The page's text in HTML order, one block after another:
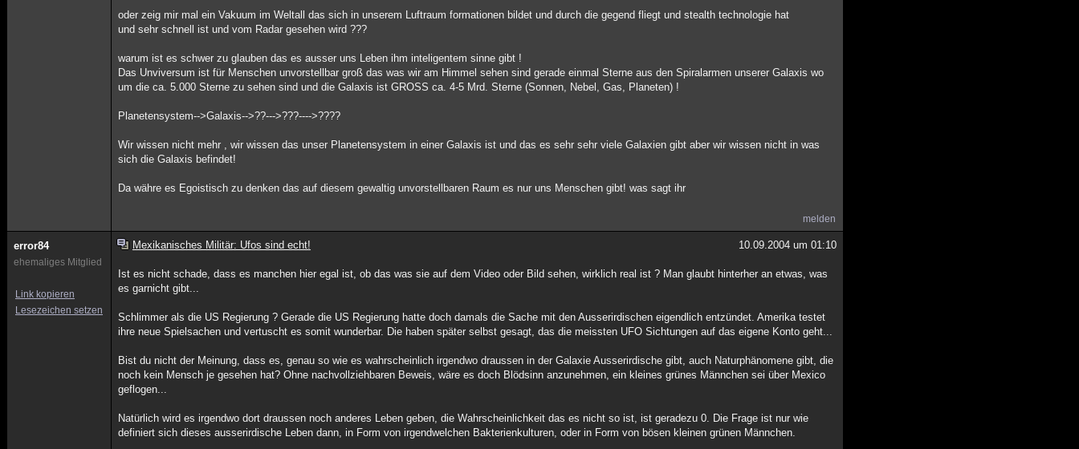
oder zeig mir mal ein Vakuum im Weltall das sich in unserem Luftraum formationen bildet und durch die gegend fliegt und stealth technologie hat
und sehr schnell ist und vom Radar gesehen wird ???
warum ist es schwer zu glauben das es ausser uns Leben ihm inteligentem sinne gibt !
Das Unviversum ist für Menschen unvorstellbar groß das was wir am Himmel sehen sind gerade einmal Sterne aus den Spiralarmen unserer Galaxis wo
um die ca. 5.000 Sterne zu sehen sind und die Galaxis ist GROSS ca. 4-5 Mrd. Sterne (Sonnen, Nebel, Gas, Planeten) !
Planetensystem-->Galaxis-->??--->???---->????
Wir wissen nicht mehr , wir wissen das unser Planetensystem in einer Galaxis ist und das es sehr sehr viele Galaxien gibt aber wir wissen nicht in was
sich die Galaxis befindet!
Da währe es Egoistisch zu denken das auf diesem gewaltig unvorstellbaren Raum es nur uns Menschen gibt! was sagt ihr
melden
error84
ehemaliges Mitglied
Link kopieren
Lesezeichen setzen
Mexikanisches Militär: Ufos sind echt! 10.09.2004 um 01:10
Ist es nicht schade, dass es manchen hier egal ist, ob das was sie auf dem Video oder Bild sehen, wirklich real ist ? Man glaubt hinterher an etwas, was
es garnicht gibt...
Schlimmer als die US Regierung ? Gerade die US Regierung hatte doch damals die Sache mit den Ausserirdischen eigendlich entzündet. Amerika testet
ihre neue Spielsachen und vertuscht es somit wunderbar. Die haben später selbst gesagt, das die meissten UFO Sichtungen auf das eigene Konto geht...
Bist du nicht der Meinung, dass es, genau so wie es wahrscheinlich irgendwo draussen in der Galaxie Ausserirdische gibt, auch Naturphänomene gibt, die
noch kein Mensch je gesehen hat? Ohne nachvollziehbaren Beweis, wäre es doch Blödsinn anzunehmen, ein kleines grünes Männchen sei über Mexico
geflogen...
Natürlich wird es irgendwo dort draussen noch anderes Leben geben, die Wahrscheinlichkeit das es nicht so ist, ist geradezu 0. Die Frage ist nur wie
definiert sich dieses ausserirdische Leben dann, in Form von irgendwelchen Bakterienkulturen, oder in Form von bösen kleinen grünen Männchen.